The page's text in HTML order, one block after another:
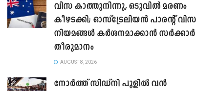
വിസ കാത്തുനിന്നു, ഒടുവിൽ മരണം
കീഴടക്കി; ഓസ്‌ട്രേലിയൻ പാരന്റ് വിസ
നിയമങ്ങൾ കർശനമാക്കാൻ സർക്കാർ
തീരുമാനം
AUGUST 8, 2026
നോർത്ത് സിഡ്നി പൂളിൽ വൻ